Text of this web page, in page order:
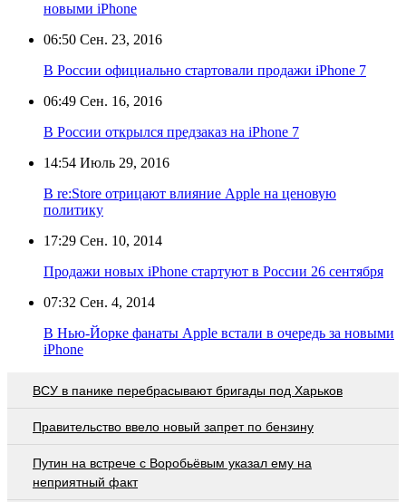
новыми iPhone
06:50 Сен. 23, 2016
В России официально стартовали продажи iPhone 7
06:49 Сен. 16, 2016
В России открылся предзаказ на iPhone 7
14:54 Июль 29, 2016
В re:Store отрицают влияние Apple на ценовую
политику
17:29 Сен. 10, 2014
Продажи новых iPhone стартуют в России 26 сентября
07:32 Сен. 4, 2014
В Нью-Йорке фанаты Apple встали в очередь за новыми
iPhone
ВСУ в панике перебрасывают бригады под Харьков
Правительство ввело новый запрет по бензину
Путин на встрече с Воробьёвым указал ему на
неприятный факт